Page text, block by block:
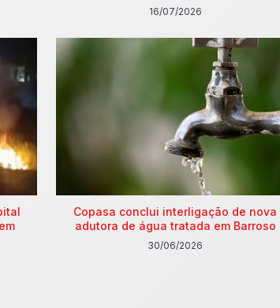
16/07/2026
Copasa conclui interligação de nova
adutora de água tratada em Barroso
30/06/2026